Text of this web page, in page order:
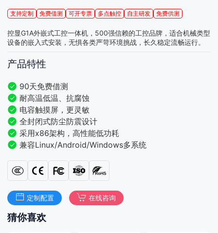
支持定制 免费借测 可开专票 多点触控 自主研发 免费供测
控显G1A外嵌式工控一体机，500强信赖的工控品牌，适合机械类型
设备的嵌入式安装，无惧各类严苛环境挑战，长久稳定流畅运行。
产品特性
90天免费借测
耐高温低温、抗腐蚀
电容触摸屏，更灵敏
全封闭式防尘防震设计
采用x86架构，高性能低功耗
兼容Linux/Android/Windows多系统
定制配置 在线咨询
猜你喜欢